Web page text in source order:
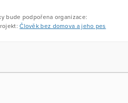
bude podpořena organizace:
Člověk bez domova a jeho pes